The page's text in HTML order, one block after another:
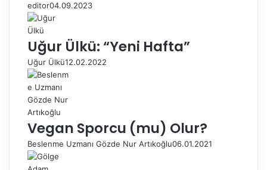
editor04.09.2023
Uğur Ülkü: “Yeni Hafta”
Uğur Ülkü12.02.2022
Vegan Sporcu (mu) Olur?
Beslenme Uzmanı Gözde Nur Artıkoğlu06.01.2021